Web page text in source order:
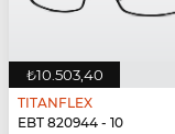
₺10.503,40
TITANFLEX
EBT 820944 - 10